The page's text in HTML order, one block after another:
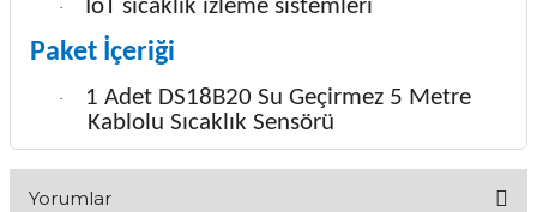
· IoT sıcaklık izleme sistemleri
Paket İçeriği
·
1 Adet DS18B20 Su Geçirmez 5 Metre
Kablolu Sıcaklık Sensörü
Yorumlar